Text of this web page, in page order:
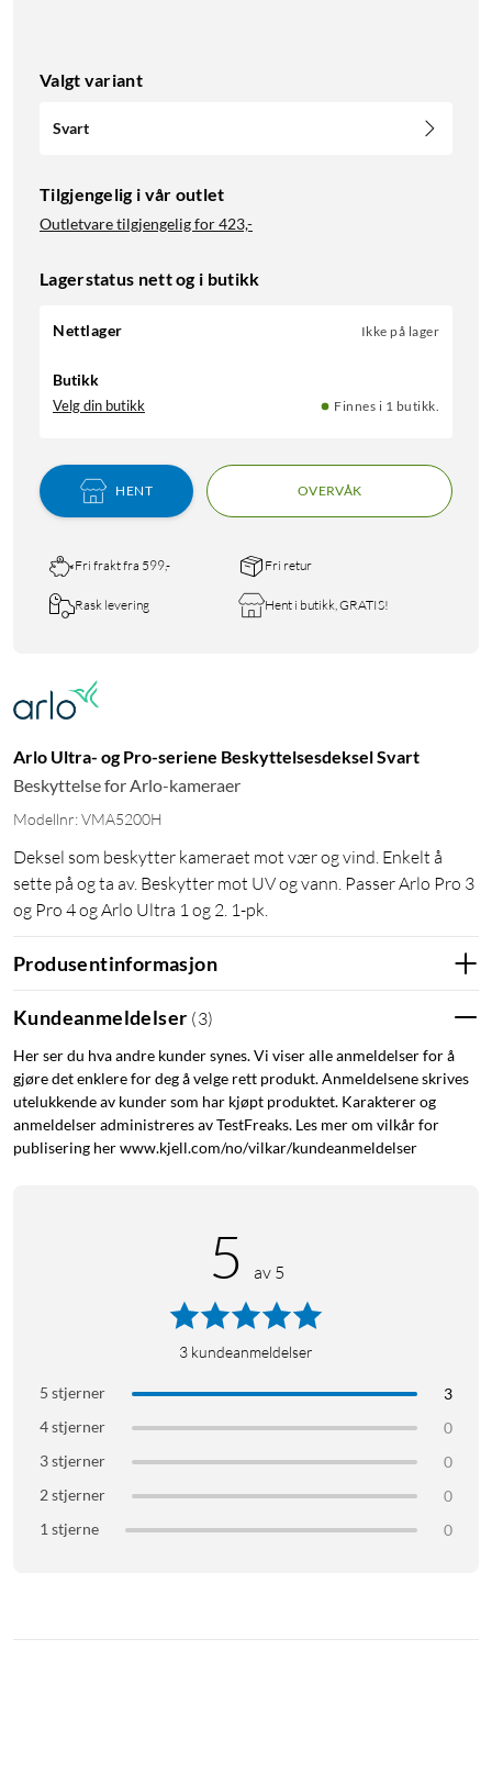
Valgt variant
Svart
Tilgjengelig i vår outlet
Outletvare tilgjengelig for423,-
Lagerstatus nett og i butikk
Nettlager Ikke på lager
Butikk
Velg din butikk Finnes i 1 butikk.
HENT OVERVÅK
Fri frakt fra 599,- Fri retur
Rask levering Hent i butikk, GRATIS!
Arlo Ultra- og Pro-seriene Beskyttelsesdeksel Svart
Beskyttelse for Arlo-kameraer
Modellnr: VMA5200H
Deksel som beskytter kameraet mot vær og vind. Enkelt å
sette på og ta av. Beskytter mot UV og vann. Passer Arlo Pro 3
og Pro 4 og Arlo Ultra 1 og 2. 1-pk.
Produsentinformasjon
Kundeanmeldelser (3)
Her ser du hva andre kunder synes. Vi viser alle anmeldelser for å
gjøre det enklere for deg å velge rett produkt. Anmeldelsene skrives
utelukkende av kunder som har kjøpt produktet. Karakterer og
anmeldelser administreres av TestFreaks. Les mer om vilkår for
publisering her www.kjell.com/no/vilkar/kundeanmeldelser
5 av 5
3 kundeanmeldelser
5 stjerner
3
4 stjerner
0
3 stjerner
0
2 stjerner
0
1 stjerne
0